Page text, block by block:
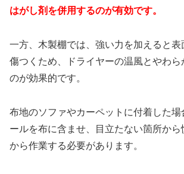
はがし剤を併用するのが有効です。
一方、木製棚では、強い力を加えると
傷つくため、ドライヤーの温風とやわら
のが効果的です。
布地のソファやカーペットに付着した場
ールを布に含ませ、目立たない箇所から
から作業する必要があります。